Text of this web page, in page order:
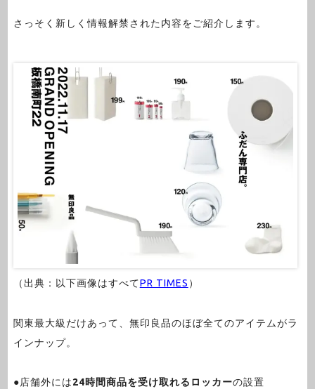
さっそく新しく情報解禁された内容をご紹介します。
（出典：以下画像はすべてPR TIMES ）
関東最大級だけあって、無印良品のほぼ全てのアイテムがラ
インナップ。
●店舗外には24時間商品を受け取れるロッカーの設置